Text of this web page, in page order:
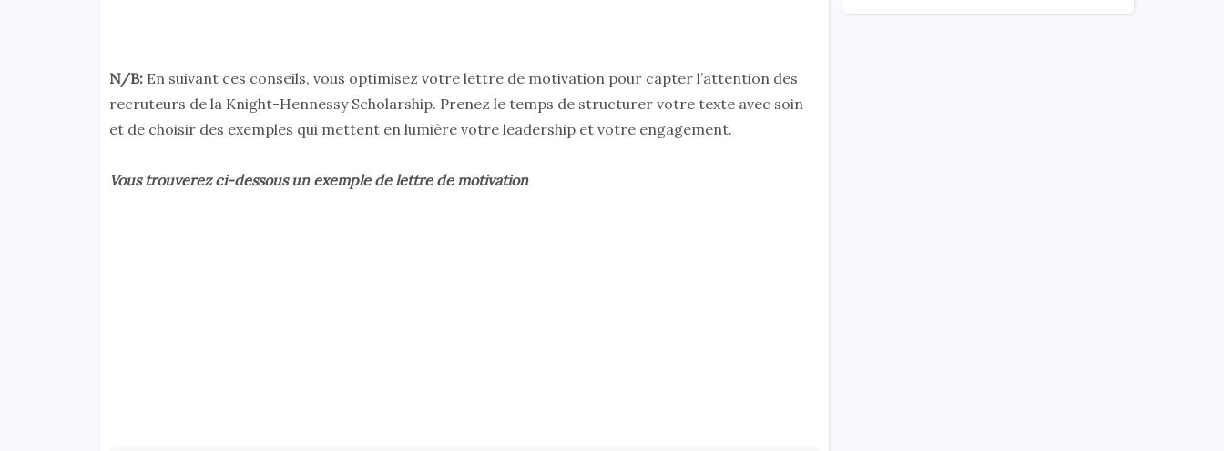
N/B: En suivant ces conseils, vous optimisez votre lettre de motivation pour capter l’attention des
recruteurs de la Knight-Hennessy Scholarship. Prenez le temps de structurer votre texte avec soin
et de choisir des exemples qui mettent en lumière votre leadership et votre engagement.
Vous trouverez ci-dessous un exemple de lettre de motivation